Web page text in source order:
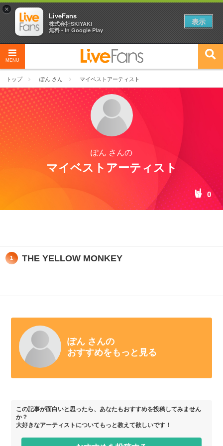
MENU
トップ ぽん さん マイベストアーティスト
ぽん さんの
マイベストアーティスト
0
1 THE YELLOW MONKEY
ぽん さんの
おすすめをもっと見る
この記事が面白いと思ったら、あなたもおすすめを投稿してみません
か？
大好きなアーティストについてもっと教えて欲しいです！
×
LiveFans
株式会社SKIYAKI
無料 - In Google Play
表示